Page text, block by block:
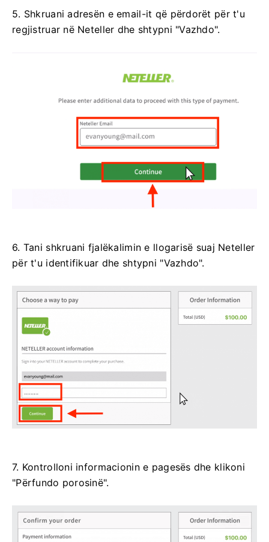
5. Shkruani adresën e email-it që përdorët për t'u
regjistruar në Neteller dhe shtypni "Vazhdo".
6. Tani shkruani fjalëkalimin e llogarisë suaj Neteller
për t'u identifikuar dhe shtypni "Vazhdo".
7. Kontrolloni informacionin e pagesës dhe klikoni
"Përfundo porosinë".